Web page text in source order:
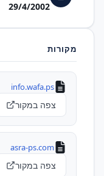
29/4/2002
מקורות
info.wafa.ps
צפה במקור
asra-ps.com
צפה במקור